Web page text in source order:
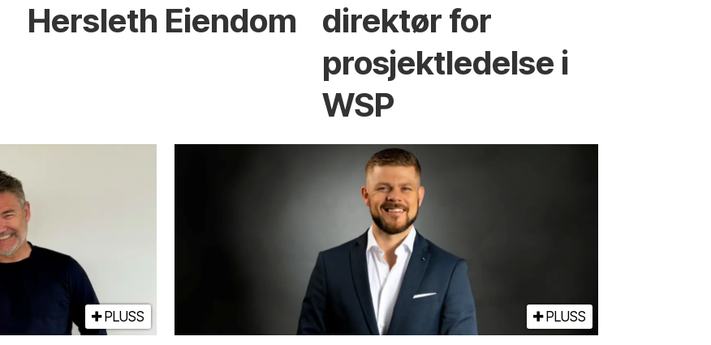
Hersleth Eiendom
direktør for
prosjektledelse i
WSP
PLUSS PLUSS